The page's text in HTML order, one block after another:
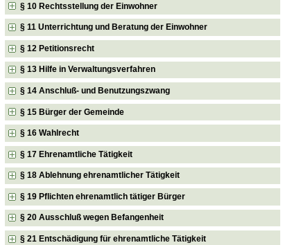
§ 10 Rechtsstellung der Einwohner
§ 11 Unterrichtung und Beratung der Einwohner
§ 12 Petitionsrecht
§ 13 Hilfe in Verwaltungsverfahren
§ 14 Anschluß- und Benutzungszwang
§ 15 Bürger der Gemeinde
§ 16 Wahlrecht
§ 17 Ehrenamtliche Tätigkeit
§ 18 Ablehnung ehrenamtlicher Tätigkeit
§ 19 Pflichten ehrenamtlich tätiger Bürger
§ 20 Ausschluß wegen Befangenheit
§ 21 Entschädigung für ehrenamtliche Tätigkeit